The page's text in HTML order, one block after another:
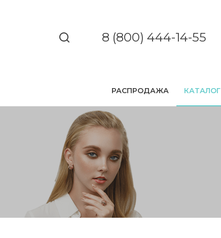
8 (800) 444-14-55
РАСПРОДАЖА КАТАЛОГ